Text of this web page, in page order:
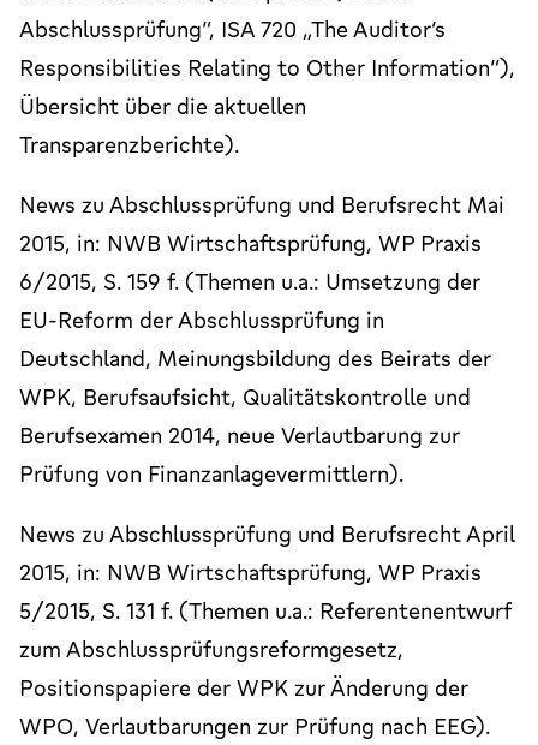
Abschlussprüfung“, ISA 720 „The Auditor´s
Responsibilities Relating to Other Information“),
Übersicht über die aktuellen
Transparenzberichte).
News zu Abschlussprüfung und Berufsrecht Mai
2015, in: NWB Wirtschaftsprüfung, WP Praxis
6/2015, S. 159 f. (Themen u.a.: Umsetzung der
EU-Reform der Abschlussprüfung in
Deutschland, Meinungsbildung des Beirats der
WPK, Berufsaufsicht, Qualitätskontrolle und
Berufsexamen 2014, neue Verlautbarung zur
Prüfung von Finanzanlagevermittlern).
News zu Abschlussprüfung und Berufsrecht April
2015, in: NWB Wirtschaftsprüfung, WP Praxis
5/2015, S. 131 f. (Themen u.a.: Referentenentwurf
zum Abschlussprüfungsreformgesetz,
Positionspapiere der WPK zur Änderung der
WPO, Verlautbarungen zur Prüfung nach EEG).